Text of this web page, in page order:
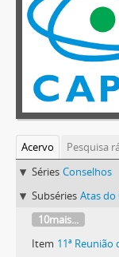
Acervo
Pesquisa
Séries Conselhos
Subséries Atas do
10mais...
Item 11ª